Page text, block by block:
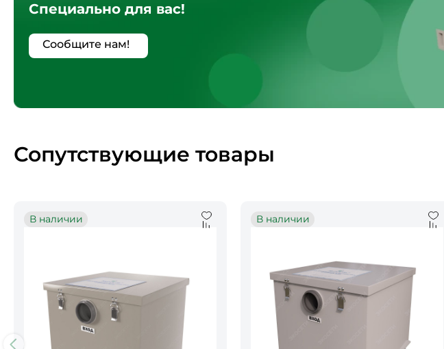
Специально для вас!
Сообщите нам!
Сопутствующие товары
В наличии В наличии